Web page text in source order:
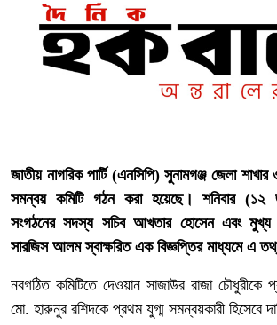
জাতীয় নাগরিক পার্টি (এনসিপি) সুনামগঞ্জ জেলা
সমন্বয় কমিটি গঠন করা হয়েছে। শনিবার (১২
সংগঠনের সদস্য সচিব আখতার হোসেন এবং মুখ্য
সারজিস আলম স্বাক্ষরিত এক বিজ্ঞপ্তির মাধ্যমে এ
নবগঠিত কমিটিতে দেওয়ান সাজাউর রাজা চৌধুরীকে
মো. হারুনুর রশিদকে প্রথম যুগ্ম সমন্বয়কারী হিসেবে